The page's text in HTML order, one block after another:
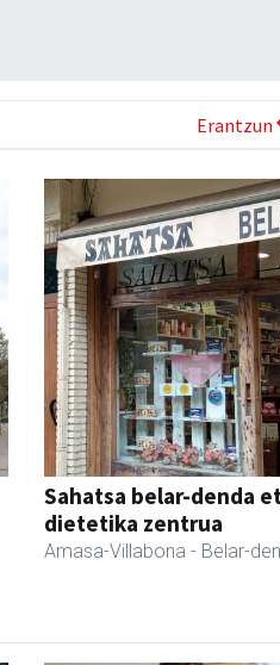
Erantzun
Sahatsa belar-denda
dietetika zentrua
Amasa-Villabona - Belar-